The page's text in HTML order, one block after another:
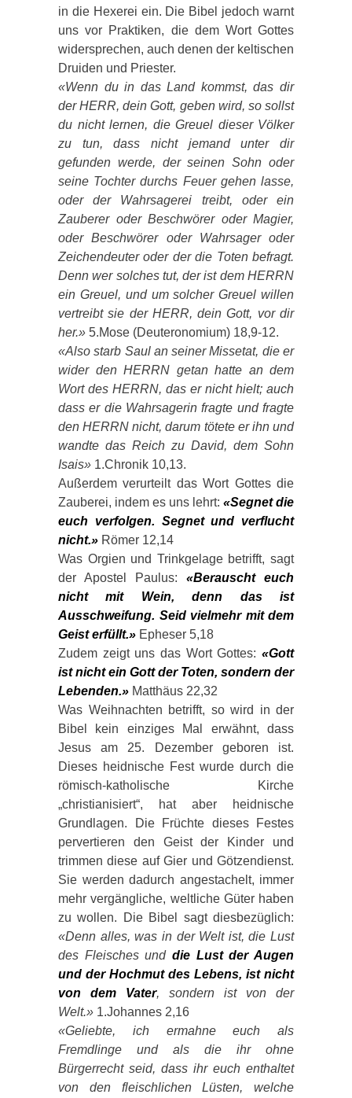
in die Hexerei ein. Die Bibel jedoch warnt
uns vor Praktiken, die dem Wort Gottes
widersprechen, auch denen der keltischen
Druiden und Priester.
«Wenn du in das Land kommst, das dir
der HERR, dein Gott, geben wird, so sollst
du nicht lernen, die Greuel dieser Völker
zu tun, dass nicht jemand unter dir
gefunden werde, der seinen Sohn oder
seine Tochter durchs Feuer gehen lasse,
oder der Wahrsagerei treibt, oder ein
Zauberer oder Beschwörer oder Magier,
oder Beschwörer oder Wahrsager oder
Zeichendeuter oder der die Toten befragt.
Denn wer solches tut, der ist dem HERRN
ein Greuel, und um solcher Greuel willen
vertreibt sie der HERR, dein Gott, vor dir
her.» 5.Mose (Deuteronomium) 18,9-12.
«Also starb Saul an seiner Missetat, die er
wider den HERRN getan hatte an dem
Wort des HERRN, das er nicht hielt; auch
dass er die Wahrsagerin fragte und fragte
den HERRN nicht, darum tötete er ihn und
wandte das Reich zu David, dem Sohn
Isais» 1.Chronik 10,13.
Außerdem verurteilt das Wort Gottes die
Zauberei, indem es uns lehrt: «Segnet die
euch verfolgen. Segnet und verflucht
nicht.» Römer 12,14
Was Orgien und Trinkgelage betrifft, sagt
der Apostel Paulus: «Berauscht euch
nicht mit Wein, denn das ist
Ausschweifung. Seid vielmehr mit dem
Geist erfüllt.» Epheser 5,18
Zudem zeigt uns das Wort Gottes: «Gott
ist nicht ein Gott der Toten, sondern der
Lebenden.» Matthäus 22,32
Was Weihnachten betrifft, so wird in der
Bibel kein einziges Mal erwähnt, dass
Jesus am 25. Dezember geboren ist.
Dieses heidnische Fest wurde durch die
römisch-katholische Kirche
„christianisiert“, hat aber heidnische
Grundlagen. Die Früchte dieses Festes
pervertieren den Geist der Kinder und
trimmen diese auf Gier und Götzendienst.
Sie werden dadurch angestachelt, immer
mehr vergängliche, weltliche Güter haben
zu wollen. Die Bibel sagt diesbezüglich:
«Denn alles, was in der Welt ist, die Lust
des Fleisches und die Lust der Augen
und der Hochmut des Lebens, ist nicht
von dem Vater, sondern ist von der
Welt.» 1.Johannes 2,16
«Geliebte, ich ermahne euch als
Fremdlinge und als die ihr ohne
Bürgerrecht seid, dass ihr euch enthaltet
von den fleischlichen Lüsten, welche